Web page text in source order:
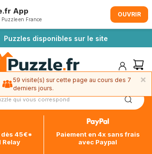
Puzzles disponibles sur le site
dès 45€*
Relay
Paiement en 4x sans frais
avec Paypal
App
Puzzle en France
OUVRIR
×
59 visite(s) sur cette page au cours des 7
derniers jours.